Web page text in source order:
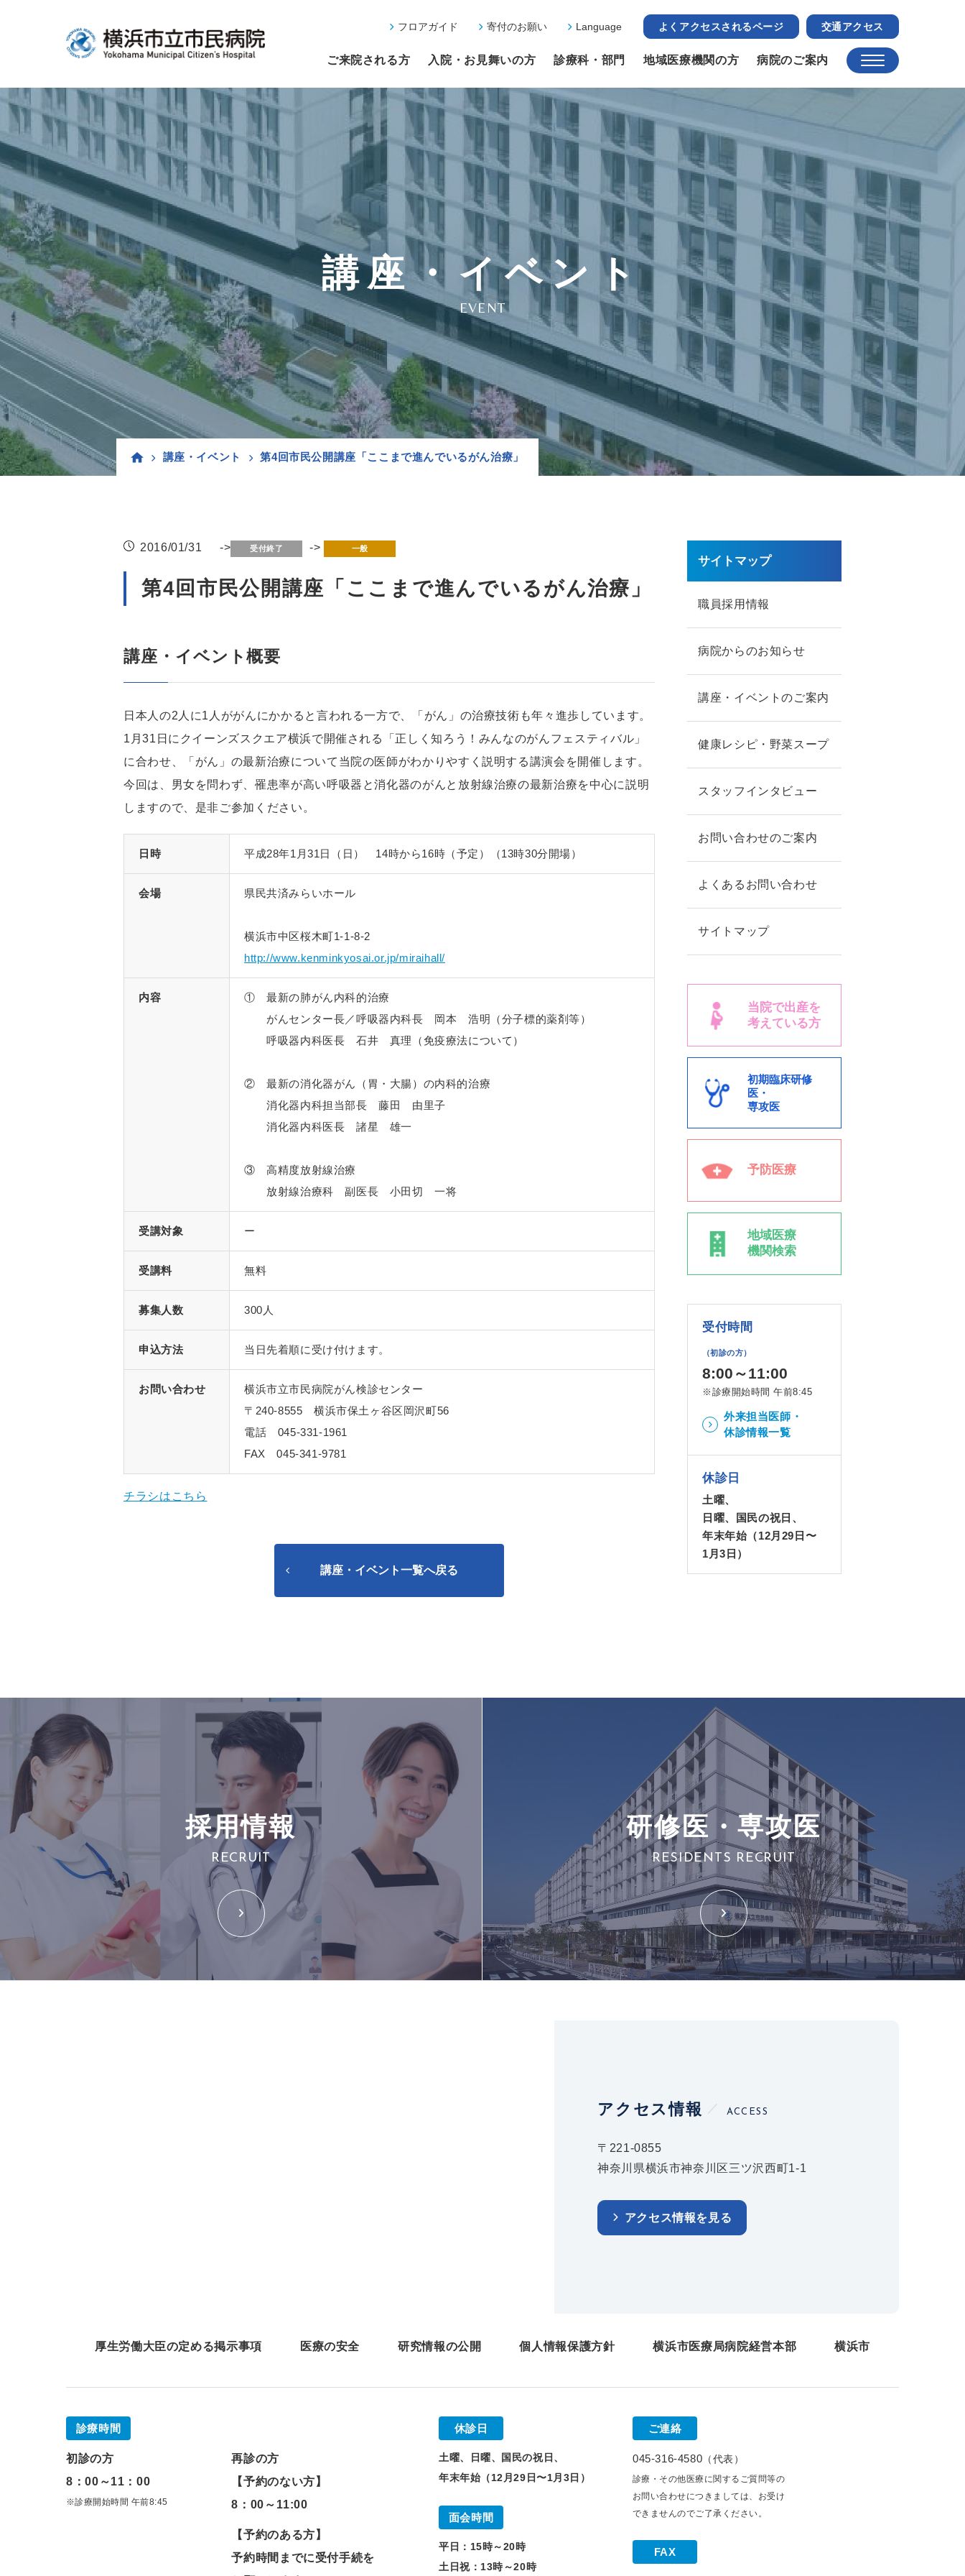
フロアガイド 寄付のお願い Language よくアクセスされるページ 交通アクセス
ご来院される方 入院・お見舞いの方 診療科・部門 地域医療機関の方 病院のご案内
講座・イベント
EVENT
講座・イベント 第4回市民公開講座「ここまで進んでいるがん治療」
2016/01/31 -> 受付終了 -> 一般
第4回市民公開講座「ここまで進んでいるがん治療」
講座・イベント概要
日本人の2人に1人ががんにかかると言われる一方で、「がん」の治療技術も年々進歩しています。
1月31日にクイーンズスクエア横浜で開催される「正しく知ろう！みんなのがんフェスティバル」
に合わせ、「がん」の最新治療について当院の医師がわかりやすく説明する講演会を開催します。
今回は、男女を問わず、罹患率が高い呼吸器と消化器のがんと放射線治療の最新治療を中心に説明
しますので、是非ご参加ください。
日時 平成28年1月31日（日） 14時から16時（予定）（13時30分開場）
会場 県民共済みらいホール
横浜市中区桜木町1-1-8-2
http://www.kenminkyosai.or.jp/miraihall/
内容
① 最新の肺がん内科的治療
がんセンター長／呼吸器内科長 岡本 浩明（分子標的薬剤等）
呼吸器内科医長 石井 真理（免疫療法について）
② 最新の消化器がん（胃・大腸）の内科的治療
消化器内科担当部長 藤田 由里子
消化器内科医長 諸星 雄一
③ 高精度放射線治療
放射線治療科 副医長 小田切 一将
受講対象 ー
受講料 無料
募集人数 300人
申込方法 当日先着順に受け付けます。
お問い合わせ
横浜市立市民病院がん検診センター
〒240-8555 横浜市保土ヶ谷区岡沢町56
電話 045-331-1961
FAX 045-341-9781
チラシはこちら
講座・イベント一覧へ戻る
サイトマップ
職員採用情報
病院からのお知らせ
講座・イベントのご案内
健康レシピ・野菜スープ
スタッフインタビュー
お問い合わせのご案内
よくあるお問い合わせ
サイトマップ
当院で出産を
考えている方
初期臨床研修
医・
専攻医
予防医療
地域医療
機関検索
受付時間
（初診の方）
8:00～11:00
※診療開始時間 午前8:45
外来担当医師・
休診情報一覧
休診日
土曜、
日曜、国民の祝日、
年末年始（12月29日〜
1月3日）
採用情報
RECRUIT
研修医・専攻医
RESIDENTS RECRUIT
アクセス情報 ACCESS
〒221-0855
神奈川県横浜市神奈川区三ツ沢西町1-1
アクセス情報を見る
厚生労働大臣の定める掲示事項 医療の安全 研究情報の公開 個人情報保護方針 横浜市医療局病院経営本部 横浜市
診療時間
初診の方
8：00～11：00
※診療開始時間 午前8:45
再診の方
【予約のない方】
8：00～11:00
【予約のある方】
予約時間までに受付手続を
休診日
土曜、日曜、国民の祝日、
年末年始（12月29日〜1月3日）
面会時間
平日：15時～20時
土日祝：13時～20時
ご連絡
045-316-4580 （代表）
診療・その他医療に関するご質問等の
お問い合わせにつきましては、お受け
できませんのでご了承ください。
FAX